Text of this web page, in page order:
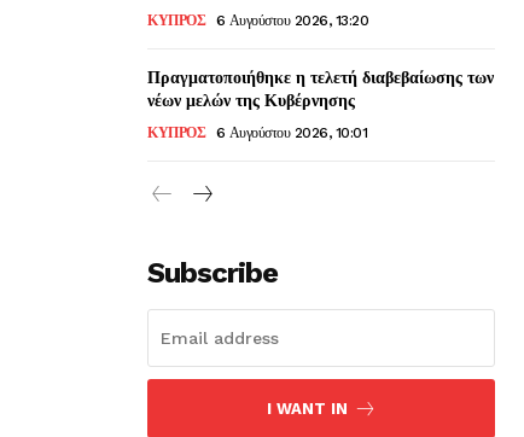
ΚΥΠΡΟΣ 6 Αυγούστου 2026, 13:20
Πραγματοποιήθηκε η τελετή διαβεβαίωσης των
νέων μελών της Κυβέρνησης
ΚΥΠΡΟΣ 6 Αυγούστου 2026, 10:01
Subscribe
I WANT IN